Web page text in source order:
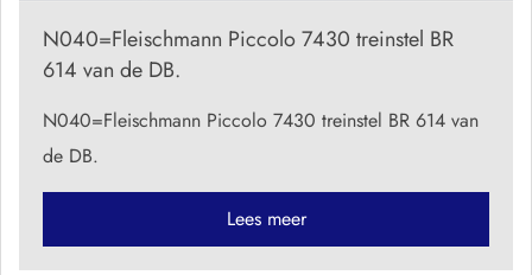
N040=Fleischmann Piccolo 7430 treinstel BR
614 van de DB.
N040=Fleischmann Piccolo 7430 treinstel BR 614 van
de DB.
Lees meer